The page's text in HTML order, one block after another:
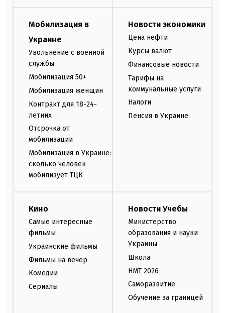
Мобилизация в
Украине
Увольнение с военной
службы
Мобилизация 50+
Мобилизация женщин
Контракт для 18-24-
летних
Отсрочка от
мобилизации
Мобилизация в Украине:
сколько человек
мобилизует ТЦК
Новости экономики
Цена нефти
Курсы валют
Финансовые новости
Тарифы на
коммунальные услуги
Налоги
Пенсия в Украине
Кино
Самые интересные
фильмы
Украинские фильмы
Фильмы на вечер
Комедии
Сериалы
Новости Учебы
Министерство
образования и науки
Украины
Школа
НМТ 2026
Саморазвитие
Обучение за границей